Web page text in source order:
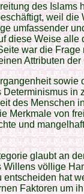
des Islams
weil die
umfassender
diese Weise
war die
Attributen
sowie
Determinismus in
des Menschen
Merkmale von
und
glaubt an
Willens völlige
entscheiden hat
Faktoren um